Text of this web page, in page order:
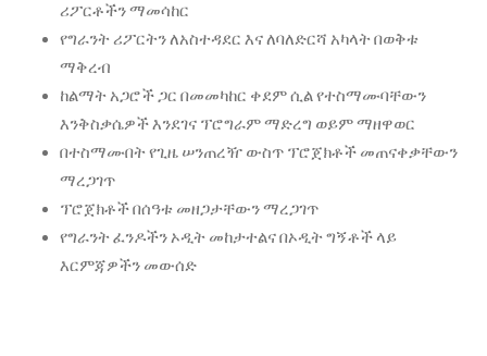
ሪፖርቶችን ማመሳከር
የግራንት ሪፖርትን ለአስተዳደር እና ለባለድርሻ አካላት በወቅቱ
ማቅረብ
ከልማት አጋሮች ጋር በመመካከር ቀደም ሲል የተስማሙባቸውን
እንቅስቃሴዎች እንደገና ፕሮግራም ማድረግ ወይም ማዘዋወር
በተስማሙበት የጊዜ ሠንጠረዥ ውስጥ ፕሮጀክቶች መጠናቀቃቸውን
ማረጋገጥ
ፕሮጀክቶች በሰዓቱ መዘጋታቸውን ማረጋገጥ
የግራንት ፈንዶችን ኦዲት መከታተልና በኦዲት ግኝቶች ላይ
እርምጃዎችን መውሰድ